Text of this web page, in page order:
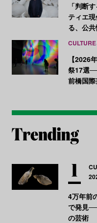
「判断
ティエ
る、公
CULTURE
【2026
祭17選
前橋国
4万年前
で発見
の芸術